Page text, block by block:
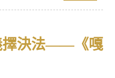
擇決法——《嘎